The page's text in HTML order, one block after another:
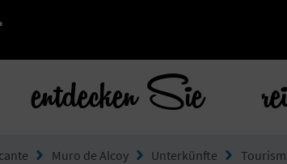
instagram
auf youtube
entdecken Sie
Muro de Alcoy Unterkünfte